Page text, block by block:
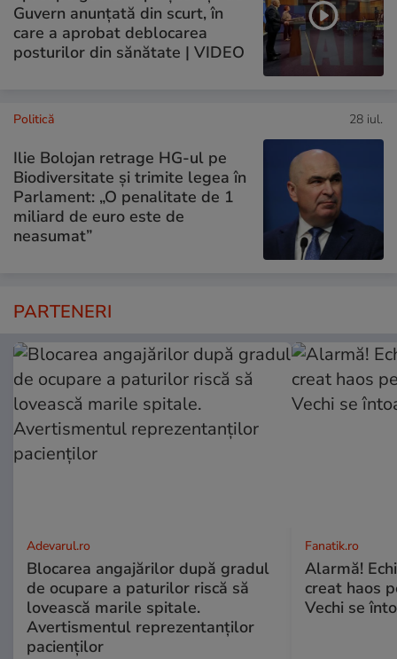
Guvern anunțată din scurt, în
care a aprobat deblocarea
posturilor din sănătate | VIDEO
Politică 28 iul.
Ilie Bolojan retrage HG-ul pe
Biodiversitate și trimite legea în
Parlament: „O penalitate de 1
miliard de euro este de
neasumat”
PARTENERI
Adevarul.ro
Blocarea angajărilor după gradul
de ocupare a paturilor riscă să
lovească marile spitale.
Avertismentul reprezentanților
pacienților
Fanatik.ro
Alarmă!
creat haos
Vechi se